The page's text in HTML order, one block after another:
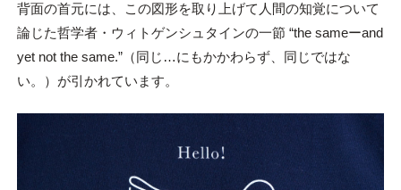
背面の首元には、この図形を取り上げて人間の知覚について
論じた哲学者・ウィトゲンシュタインの一節 “the sameーand
yet not the same.”（同じ…にもかかわらず、同じではな
い。）が引かれています。